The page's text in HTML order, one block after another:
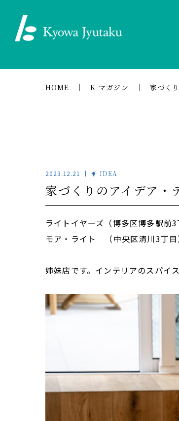
HOME K-マガジン 家づく
2023.12.21 IDEA
家づくりのアイデア・
ライトイヤーズ（博多区博多駅前3
モア・ライト （中央区清川3丁目
姉妹店です。インテリアのスパイ